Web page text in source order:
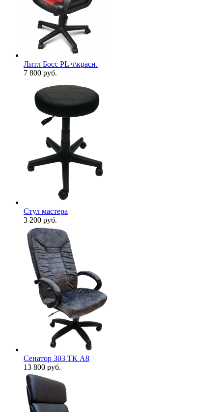
Литл Босс PL ч\красн.
7 800 руб.
Стул мастера
3 200 руб.
Сенатор 303 ТК А8
13 800 руб.